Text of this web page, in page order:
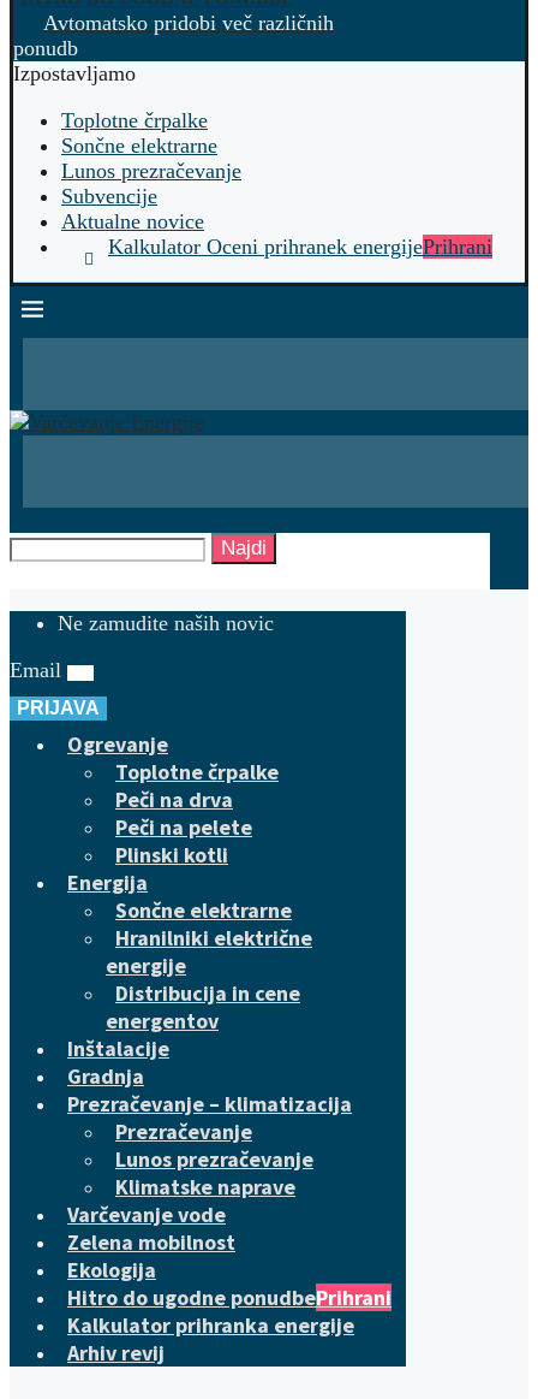
Avtomatsko pridobi več različnih
ponudb
Izpostavljamo
Toplotne črpalke
Sončne elektrarne
Lunos prezračevanje
Subvencije
Aktualne novice
Kalkulator Oceni prihranek energijePrihrani
Najdi
Ne zamudite naših novic
Email
PRIJAVA
Ogrevanje
Toplotne črpalke
Peči na drva
Peči na pelete
Plinski kotli
Energija
Sončne elektrarne
Hranilniki električne
energije
Distribucija in cene
energentov
Inštalacije
Gradnja
Prezračevanje – klimatizacija
Prezračevanje
Lunos prezračevanje
Klimatske naprave
Varčevanje vode
Zelena mobilnost
Ekologija
Hitro do ugodne ponudbePrihrani
Kalkulator prihranka energije
Arhiv revij